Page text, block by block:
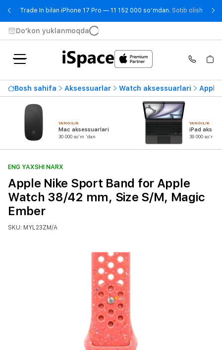
Trade In bilan iPhone 17 Pro — 11 152 000 so‘mdan. Sotib olish-
Do'kon yuklanmoqda
Bosh sahifa Aksessuarlar Watch aksessuarlari Apple
YANGILIK
Mac aksessuarlari
30 000 so'm 'dan
YANGILIK
iPad
39 000 so'm
ENG YAXSHI NARX
Apple Nike Sport Band for Apple
Watch 38/42 mm, Size S/M, Magic
Ember
SKU: MYL23ZM/A